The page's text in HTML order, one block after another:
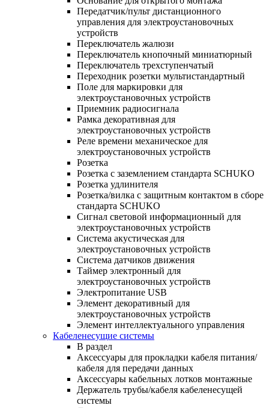
Передатчик/пульт дистанционного
управления для электроустановочных
устройств
Переключатель жалюзи
Переключатель кнопочный миниатюрный
Переключатель трехступенчатый
Переходник розетки мультистандартный
Поле для маркировки для
электроустановочных устройств
Приемник радиосигнала
Рамка декоративная для
электроустановочных устройств
Реле времени механическое для
электроустановочных устройств
Розетка
Розетка с заземлением стандарта SCHUKO
Розетка удлинителя
Розетка/вилка с защитным контактом в сборе
стандарта SCHUKO
Сигнал световой информационный для
электроустановочных устройств
Система акустическая для
электроустановочных устройств
Система датчиков движения
Таймер электронный для
электроустановочных устройств
Электропитание USB
Элемент декоративный для
электроустановочных устройств
Элемент интеллектуального управления
Кабеленесущие системы
В раздел
Аксессуары для прокладки кабеля питания/
кабеля для передачи данных
Аксессуары кабельных лотков монтажные
Держатель трубы/кабеля кабеленесущей
системы